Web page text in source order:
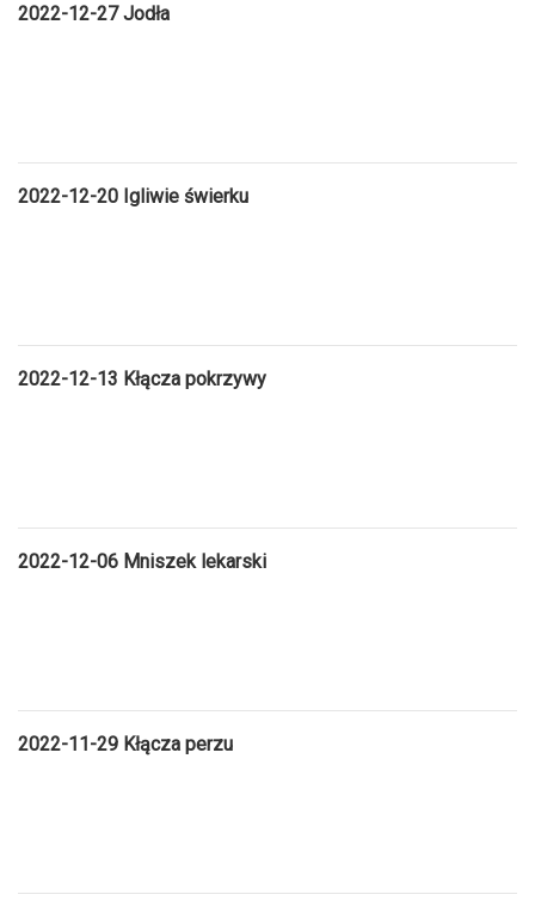
2022-12-27 Jodła
2022-12-20 Igliwie świerku
2022-12-13 Kłącza pokrzywy
2022-12-06 Mniszek lekarski
2022-11-29 Kłącza perzu